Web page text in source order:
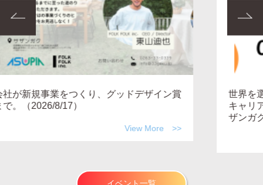
世界を選んだ人と、地域を選んだ人。 自分らしい
キャリアは、場所を超えられるか。―MEETUP サ